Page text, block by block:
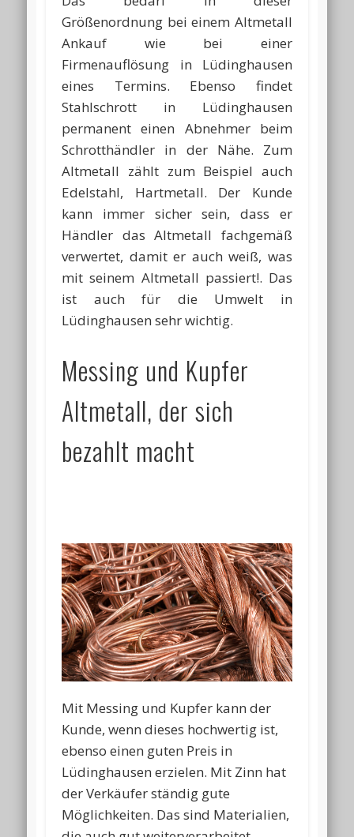
Größenordnung bei einem Altmetall
Ankauf wie bei einer
Firmenauflösung in Lüdinghausen
eines Termins. Ebenso findet
Stahlschrott in Lüdinghausen
permanent einen Abnehmer beim
Schrotthändler in der Nähe. Zum
Altmetall zählt zum Beispiel auch
Edelstahl, Hartmetall. Der Kunde
kann immer sicher sein, dass er
Händler das Altmetall fachgemäß
verwertet, damit er auch weiß, was
mit seinem Altmetall passiert!. Das
ist auch für die Umwelt in
Lüdinghausen sehr wichtig.
Messing und Kupfer
Altmetall, der sich
bezahlt macht
Mit Messing und Kupfer kann der
Kunde, wenn dieses hochwertig ist,
ebenso einen guten Preis in
Lüdinghausen erzielen. Mit Zinn hat
der Verkäufer ständig gute
Möglichkeiten. Das sind Materialien,